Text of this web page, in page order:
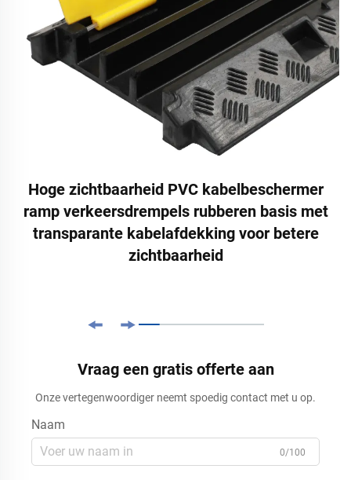
Hoge zichtbaarheid PVC kabelbeschermer
ramp verkeersdrempels rubberen basis met
transparante kabelafdekking voor betere
zichtbaarheid
Vraag een gratis offerte aan
Onze vertegenwoordiger neemt spoedig contact met u op.
Naam
0/100